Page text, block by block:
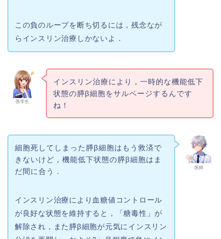
この負のループを断ち切るには，残念なが
らインスリン治療しかないよ．
医学生
インスリン治療により，一時的な機能低下
状態の膵β細胞をサルベージするんです
ね！
医師
細胞死してしまった膵β細胞はもう救済で
きないけど，機能低下状態の膵β細胞はま
だ間に合う．
インスリン治療により血糖値コントロール
が良好な状態を維持すると，「糖毒性」が
解除され，また膵β細胞が元気にインスリン